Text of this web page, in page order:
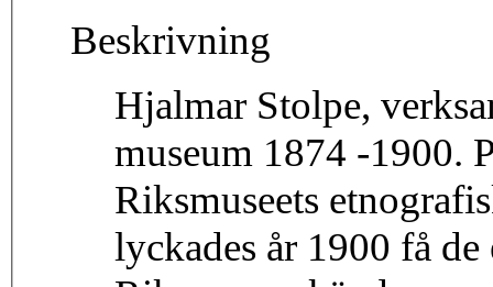
Beskrivning
Hjalmar Stolpe,
museum 1874 -1900.
Riksmuseets
lyckades år 1900 få